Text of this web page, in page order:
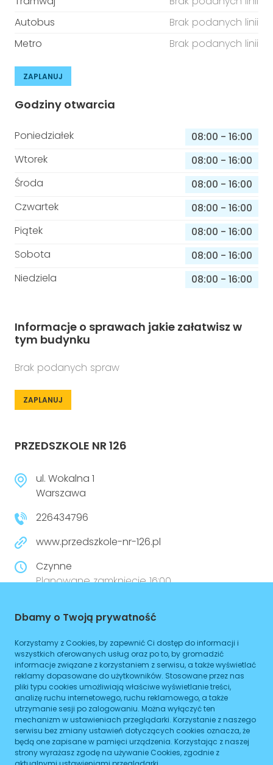
Autobus
Brak podanych linii
Metro
Brak podanych linii
ZAPLANUJ
Godziny otwarcia
Poniedziałek 08:00 - 16:00
Wtorek
08:00 - 16:00
Środa
08:00 - 16:00
Czwartek
08:00 - 16:00
Piątek
08:00 - 16:00
Sobota
08:00 - 16:00
Niedziela
08:00 - 16:00
Informacje o sprawach jakie załatwisz w
tym budynku
Brak podanych spraw
ZAPLANUJ
PRZEDSZKOLE NR 126
ul. Wokalna 1
Warszawa
226434796
www.przedszkole-nr-126.pl
Czynne
Planowane zamknięcie 16:00
WIĘCEJ
Dojazd
Tramwaj
Brak podanych linii
Autobus
Brak podanych linii
Metro
Brak podanych linii
ZAPLANUJ
Dbamy o Twoją prywatność
Korzystamy z Cookies, by zapewnić Ci dostęp do informacji i
wszystkich oferowanych usług oraz po to, by gromadzić
informacje związane z korzystaniem z serwisu, a także wyświetlać
reklamy dopasowane do użytkowników. Stosowane przez nas
pliki typu cookies umożliwiają właściwe wyświetlanie treści,
analizę ruchu internetowego, ruchu reklamowego, a także
utrzymanie sesji po zalogowaniu. Można wyłączyć ten
mechanizm w ustawieniach przeglądarki. Korzystanie z naszego
serwisu bez zmiany ustawień dotyczących cookies oznacza, że
będą one zapisane w pamięci urządzenia. Korzystając z naszej
strony wyrażasz zgodę na używanie Cookies, zgodnie z